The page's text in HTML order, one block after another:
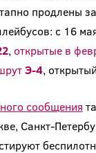
продлены
с 16
, открытые в
Э-4,
сообщения
Санкт-